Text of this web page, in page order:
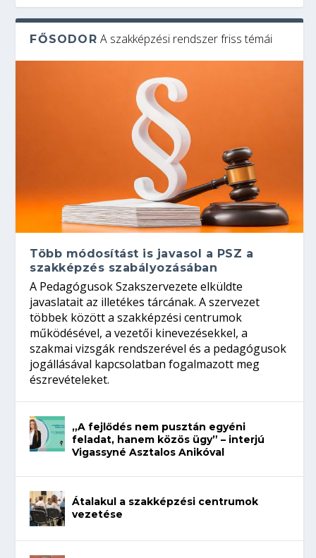
FŐSODOR A szakképzési rendszer friss témái
Több módosítást is javasol a PSZ a
szakképzés szabályozásában
A Pedagógusok Szakszervezete elküldte
javaslatait az illetékes tárcának. A szervezet
többek között a szakképzési centrumok
működésével, a vezetői kinevezésekkel, a
szakmai vizsgák rendszerével és a pedagógusok
jogállásával kapcsolatban fogalmazott meg
észrevételeket.
„A fejlődés nem pusztán egyéni
feladat, hanem közös ügy” – interjú
Vigassyné Asztalos Anikóval
Átalakul a szakképzési centrumok
vezetése